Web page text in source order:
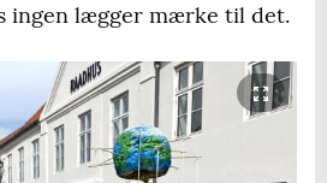
ingen lægger mærke til det.